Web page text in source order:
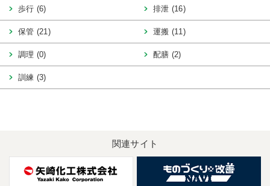
歩行 (6) 排泄 (16)
保管 (21) 運搬 (11)
調理 (0) 配膳 (2)
訓練 (3)
関連サイト